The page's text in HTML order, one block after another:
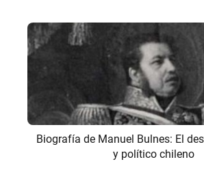
Biografía de Manuel Bulnes: El
y político chileno